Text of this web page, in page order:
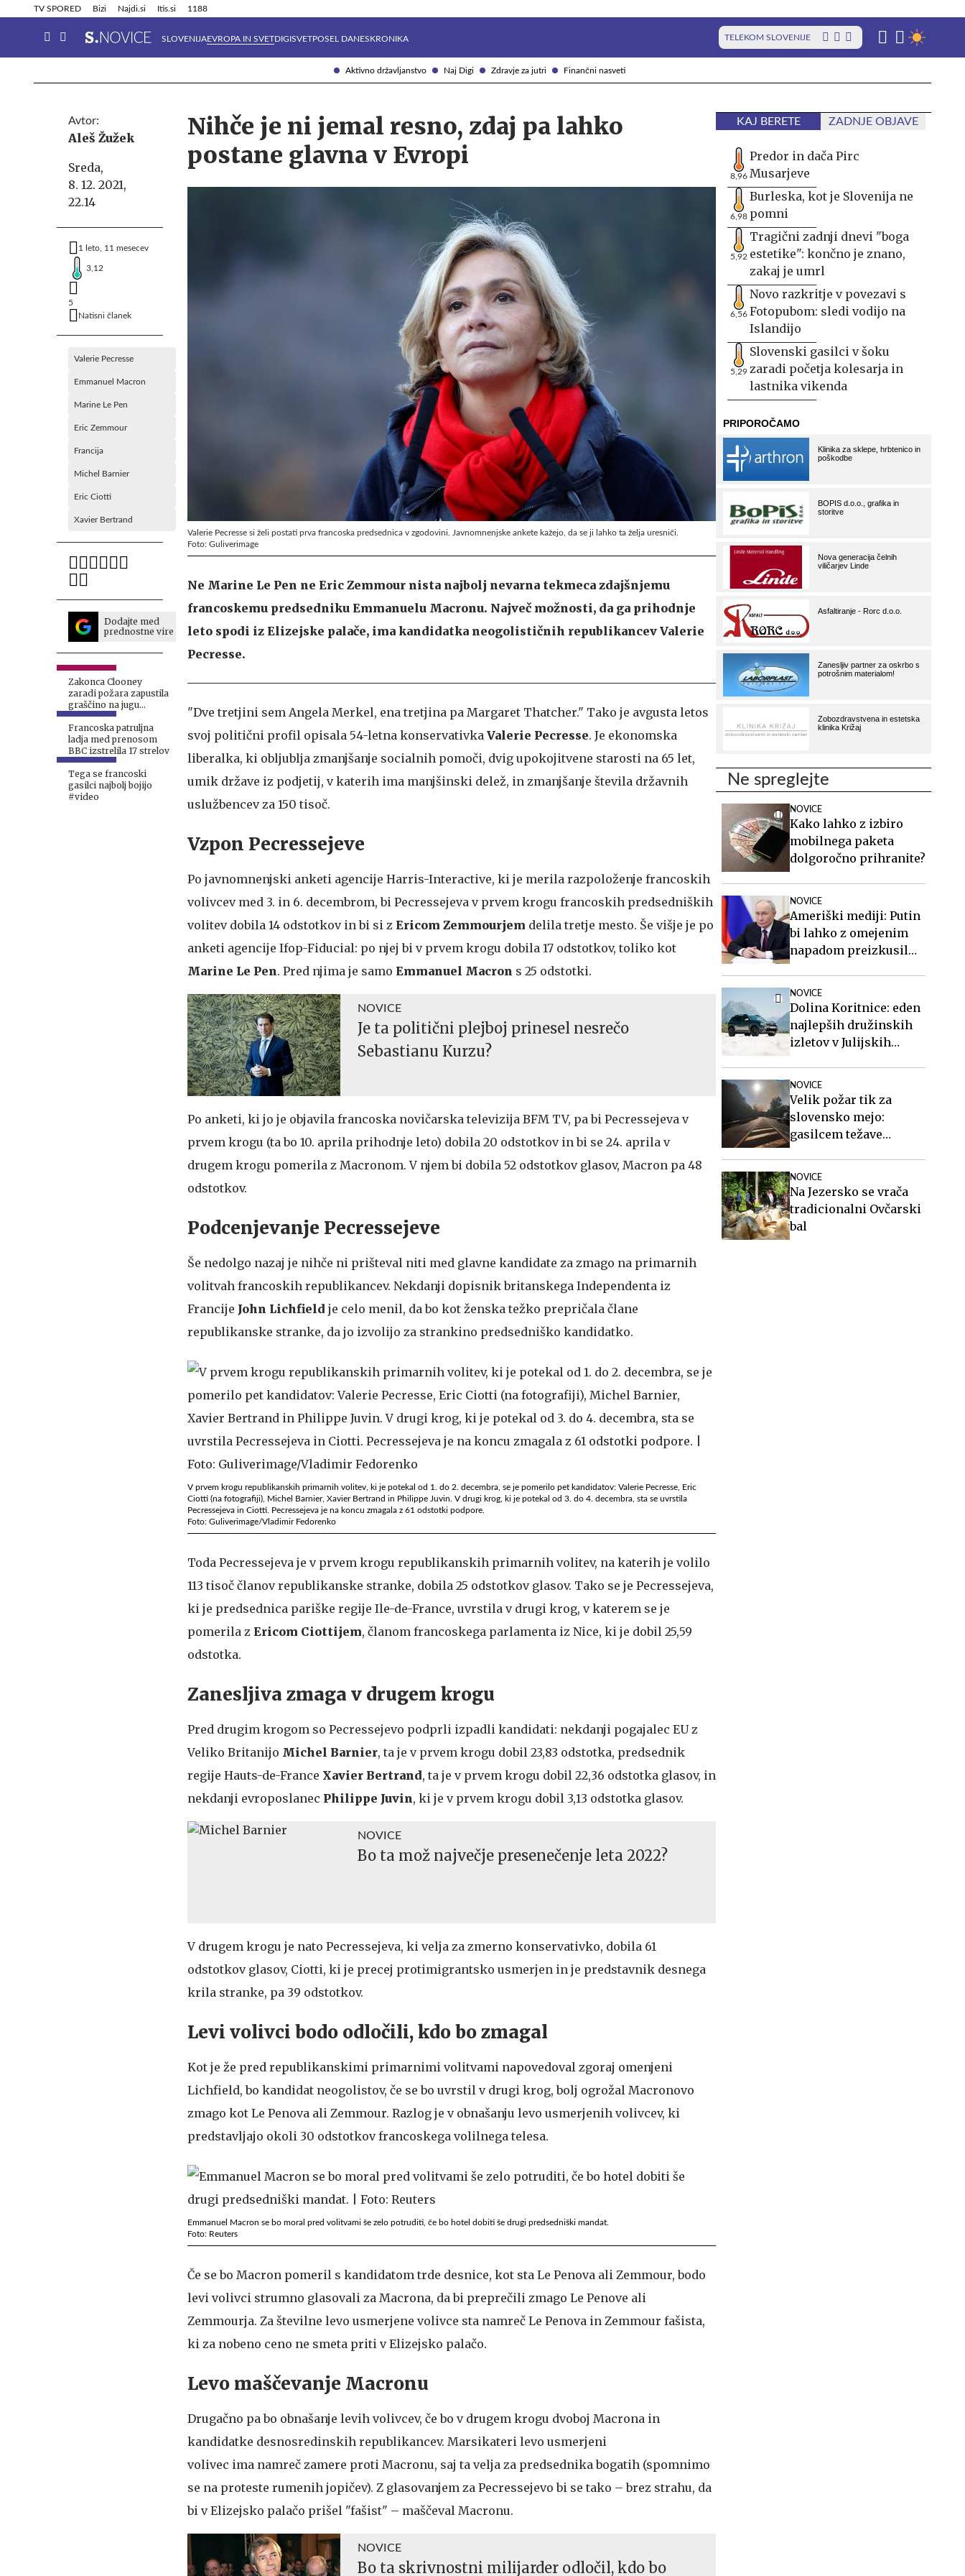
Aktivno državljanstvo Naj Digi Zdravje za jutri Finančni nasveti
TV SPORED Bizi Najdi.si Itis.si 1188
SLOVENIJAEVROPA IN SVETDIGISVETPOSEL DANESKRONIKA TELEKOM SLOVENIJE
Info in obvestila Tehnik
Avtor:
Aleš Žužek
Sreda,
8. 12. 2021,
22.14
1 leto, 11 mesecev
3,12
5
Natisni članek
Valerie Pecresse
Emmanuel Macron
Marine Le Pen
Eric Zemmour
Francija
Michel Barnier
Eric Ciotti
Xavier Bertrand
Dodajte med
prednostne vire
Zakonca Clooney
zaradi požara zapustila
graščino na jugu
Francije
Francoska patruljna
ladja med prenosom
BBC izstrelila 17 strelov
Tega se francoski
gasilci najbolj bojijo
#video
Nihče je ni jemal resno, zdaj pa lahko
postane glavna v Evropi
Valerie Pecresse si želi postati prva francoska predsednica v zgodovini. Javnomnenjske ankete kažejo, da se ji lahko ta želja uresniči.
Foto: Guliverimage
Ne Marine Le Pen ne Eric Zemmour nista najbolj nevarna tekmeca zdajšnjemu
francoskemu predsedniku Emmanuelu Macronu. Največ možnosti, da ga prihodnje
leto spodi iz Elizejske palače, ima kandidatka neogolističnih republikancev Valerie
Pecresse.
"Dve tretjini sem Angela Merkel, ena tretjina pa Margaret Thatcher." Tako je avgusta letos
svoj politični profil opisala 54-letna konservativka Valerie Pecresse. Je ekonomska
liberalka, ki obljublja zmanjšanje socialnih pomoči, dvig upokojitvene starosti na 65 let,
umik države iz podjetij, v katerih ima manjšinski delež, in zmanjšanje števila državnih
uslužbencev za 150 tisoč.
Vzpon Pecressejeve
Po javnomnenjski anketi agencije Harris-Interactive, ki je merila razpoloženje francoskih
volivcev med 3. in 6. decembrom, bi Pecressejeva v prvem krogu francoskih predsedniških
volitev dobila 14 odstotkov in bi si z Ericom Zemmourjem delila tretje mesto. Še višje je po
anketi agencije Ifop-Fiducial: po njej bi v prvem krogu dobila 17 odstotkov, toliko kot
Marine Le Pen. Pred njima je samo Emmanuel Macron s 25 odstotki.
NOVICE
Je ta politični plejboj prinesel nesrečo
Sebastianu Kurzu?
Po anketi, ki jo je objavila francoska novičarska televizija BFM TV, pa bi Pecressejeva v
prvem krogu (ta bo 10. aprila prihodnje leto) dobila 20 odstotkov in bi se 24. aprila v
drugem krogu pomerila z Macronom. V njem bi dobila 52 odstotkov glasov, Macron pa 48
odstotkov.
Podcenjevanje Pecressejeve
Še nedolgo nazaj je nihče ni prišteval niti med glavne kandidate za zmago na primarnih
volitvah francoskih republikancev. Nekdanji dopisnik britanskega Independenta iz
Francije John Lichfield je celo menil, da bo kot ženska težko prepričala člane
republikanske stranke, da jo izvolijo za strankino predsedniško kandidatko.
V prvem krogu republikanskih primarnih volitev, ki je potekal od 1. do 2. decembra, se je pomerilo pet kandidatov: Valerie Pecresse, Eric
Ciotti (na fotografiji), Michel Barnier, Xavier Bertrand in Philippe Juvin. V drugi krog, ki je potekal od 3. do 4. decembra, sta se uvrstila
Pecressejeva in Ciotti. Pecressejeva je na koncu zmagala z 61 odstotki podpore.
Foto: Guliverimage/Vladimir Fedorenko
Toda Pecressejeva je v prvem krogu republikanskih primarnih volitev, na katerih je volilo
113 tisoč članov republikanske stranke, dobila 25 odstotkov glasov. Tako se je Pecressejeva,
ki je predsednica pariške regije Ile-de-France, uvrstila v drugi krog, v katerem se je
pomerila z Ericom Ciottijem, članom francoskega parlamenta iz Nice, ki je dobil 25,59
odstotka.
Zanesljiva zmaga v drugem krogu
Pred drugim krogom so Pecressejevo podprli izpadli kandidati: nekdanji pogajalec EU z
Veliko Britanijo Michel Barnier, ta je v prvem krogu dobil 23,83 odstotka, predsednik
regije Hauts-de-France Xavier Bertrand, ta je v prvem krogu dobil 22,36 odstotka glasov, in
nekdanji evroposlanec Philippe Juvin, ki je v prvem krogu dobil 3,13 odstotka glasov.
NOVICE
Bo ta mož največje presenečenje leta 2022?
V drugem krogu je nato Pecressejeva, ki velja za zmerno konservativko, dobila 61
odstotkov glasov, Ciotti, ki je precej protimigrantsko usmerjen in je predstavnik desnega
krila stranke, pa 39 odstotkov.
Levi volivci bodo odločili, kdo bo zmagal
Kot je že pred republikanskimi primarnimi volitvami napovedoval zgoraj omenjeni
Lichfield, bo kandidat neogolistov, če se bo uvrstil v drugi krog, bolj ogrožal Macronovo
zmago kot Le Penova ali Zemmour. Razlog je v obnašanju levo usmerjenih volivcev, ki
predstavljajo okoli 30 odstotkov francoskega volilnega telesa.
Emmanuel Macron se bo moral pred volitvami še zelo potruditi, če bo hotel dobiti še drugi predsedniški mandat.
Foto: Reuters
Če se bo Macron pomeril s kandidatom trde desnice, kot sta Le Penova ali Zemmour, bodo
levi volivci strumno glasovali za Macrona, da bi preprečili zmago Le Penove ali
Zemmourja. Za številne levo usmerjene volivce sta namreč Le Penova in Zemmour fašista,
ki za nobeno ceno ne smeta priti v Elizejsko palačo.
Levo maščevanje Macronu
Drugačno pa bo obnašanje levih volivcev, če bo v drugem krogu dvoboj Macrona in
kandidatke desnosredinskih republikancev. Marsikateri levo usmerjeni
volivec ima namreč zamere proti Macronu, saj ta velja za predsednika bogatih (spomnimo
se na proteste rumenih jopičev). Z glasovanjem za Pecressejevo bi se tako – brez strahu, da
bi v Elizejsko palačo prišel "fašist" – maščeval Macronu.
NOVICE
Bo ta skrivnostni milijarder odločil, kdo bo
KAJ BERETE ZADNJE OBJAVE
8,96
Predor in dača Pirc
Musarjeve
6,98
Burleska, kot je Slovenija ne
pomni
5,92
Tragični zadnji dnevi "boga
estetike": končno je znano,
zakaj je umrl
6,56
Novo razkritje v povezavi s
Fotopubom: sledi vodijo na
Islandijo
5,29
Slovenski gasilci v šoku
zaradi početja kolesarja in
lastnika vikenda
Ne spreglejte
NOVICE
Kako lahko z izbiro
mobilnega paketa
dolgoročno prihranite?
NOVICE
Ameriški mediji: Putin
bi lahko z omejenim
napadom preizkusil
NOVICE
Dolina Koritnice: eden
najlepših družinskih
izletov v Julijskih
NOVICE
Velik požar tik za
slovensko mejo:
gasilcem težave
sredstva
NOVICE
Na Jezersko se vrača
tradicionalni Ovčarski
bal